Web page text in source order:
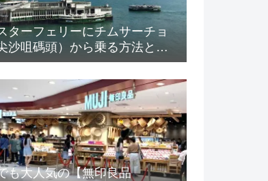
ターフェリーにチムサーチョ
沙咀碼頭）から乗る方法とチ
（トークン）の買い方
も大人気の【無印良品